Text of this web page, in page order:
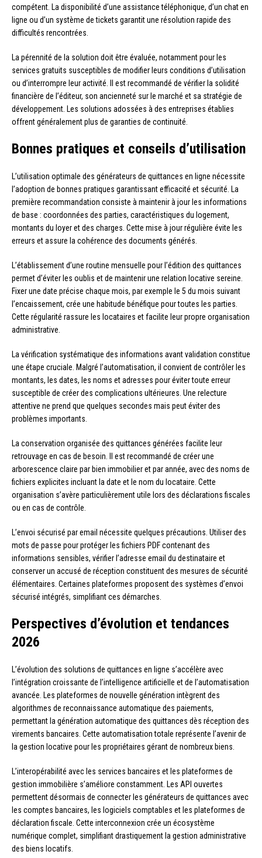
compétent. La disponibilité d’une assistance téléphonique, d’un chat en
ligne ou d’un système de tickets garantit une résolution rapide des
difficultés rencontrées.
La pérennité de la solution doit être évaluée, notamment pour les
services gratuits susceptibles de modifier leurs conditions d’utilisation
ou d’interrompre leur activité. Il est recommandé de vérifier la solidité
financière de l’éditeur, son ancienneté sur le marché et sa stratégie de
développement. Les solutions adossées à des entreprises établies
offrent généralement plus de garanties de continuité.
Bonnes pratiques et conseils d’utilisation
L’utilisation optimale des générateurs de quittances en ligne nécessite
l’adoption de bonnes pratiques garantissant efficacité et sécurité. La
première recommandation consiste à maintenir à jour les informations
de base : coordonnées des parties, caractéristiques du logement,
montants du loyer et des charges. Cette mise à jour régulière évite les
erreurs et assure la cohérence des documents générés.
L’établissement d’une routine mensuelle pour l’édition des quittances
permet d’éviter les oublis et de maintenir une relation locative sereine.
Fixer une date précise chaque mois, par exemple le 5 du mois suivant
l’encaissement, crée une habitude bénéfique pour toutes les parties.
Cette régularité rassure les locataires et facilite leur propre organisation
administrative.
La vérification systématique des informations avant validation constitue
une étape cruciale. Malgré l’automatisation, il convient de contrôler les
montants, les dates, les noms et adresses pour éviter toute erreur
susceptible de créer des complications ultérieures. Une relecture
attentive ne prend que quelques secondes mais peut éviter des
problèmes importants.
La conservation organisée des quittances générées facilite leur
retrouvage en cas de besoin. Il est recommandé de créer une
arborescence claire par bien immobilier et par année, avec des noms de
fichiers explicites incluant la date et le nom du locataire. Cette
organisation s’avère particulièrement utile lors des déclarations fiscales
ou en cas de contrôle.
L’envoi sécurisé par email nécessite quelques précautions. Utiliser des
mots de passe pour protéger les fichiers PDF contenant des
informations sensibles, vérifier l’adresse email du destinataire et
conserver un accusé de réception constituent des mesures de sécurité
élémentaires. Certaines plateformes proposent des systèmes d’envoi
sécurisé intégrés, simplifiant ces démarches.
Perspectives d’évolution et tendances
2026
L’évolution des solutions de quittances en ligne s’accélère avec
l’intégration croissante de l’intelligence artificielle et de l’automatisation
avancée. Les plateformes de nouvelle génération intègrent des
algorithmes de reconnaissance automatique des paiements,
permettant la génération automatique des quittances dès réception des
virements bancaires. Cette automatisation totale représente l’avenir de
la gestion locative pour les propriétaires gérant de nombreux biens.
L’interopérabilité avec les services bancaires et les plateformes de
gestion immobilière s’améliore constamment. Les API ouvertes
permettent désormais de connecter les générateurs de quittances avec
les comptes bancaires, les logiciels comptables et les plateformes de
déclaration fiscale. Cette interconnexion crée un écosystème
numérique complet, simplifiant drastiquement la gestion administrative
des biens locatifs.